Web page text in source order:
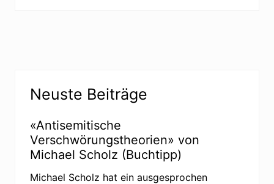
Neuste Beiträge
«Antisemitische
Verschwörungstheorien» von
Michael Scholz (Buchtipp)
Michael Scholz hat ein ausgesprochen